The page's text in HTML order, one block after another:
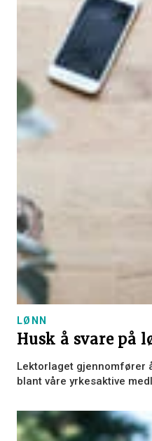
LØNN
Husk å svare på
Lektorlaget gjennomfører
blant våre yrkesaktive